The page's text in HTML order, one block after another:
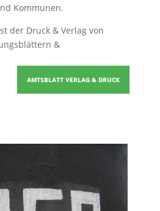
Kommunen.
der Druck & Verlag von
&
AMTSBLATT VERLAG & DRUCK